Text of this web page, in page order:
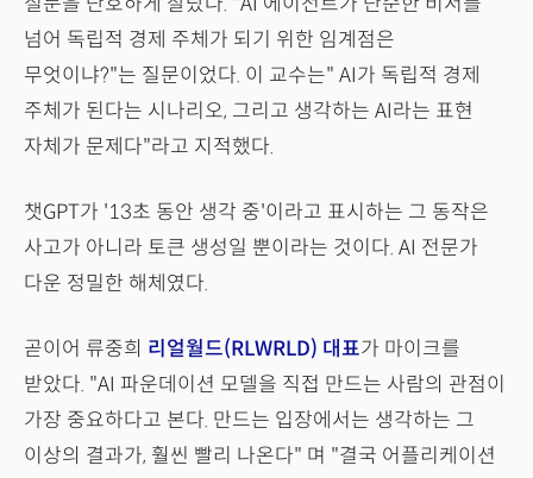
넘어 독립적 경제 주체가 되기 위한 임계점은
무엇이냐?"는 질문이었다. 이 교수는" AI가 독립적 경제
주체가 된다는 시나리오, 그리고 생각하는 AI라는 표현
자체가 문제다"라고 지적했다.
챗GPT가 '13초 동안 생각 중'이라고 표시하는 그 동작은
사고가 아니라 토큰 생성일 뿐이라는 것이다. AI 전문가
다운 정밀한 해체였다.
곧이어 류중희 리얼월드(RLWRLD) 대표가 마이크를
받았다. "AI 파운데이션 모델을 직접 만드는 사람의 관점이
가장 중요하다고 본다. 만드는 입장에서는 생각하는 그
이상의 결과가, 훨씬 빨리 나온다" 며 "결국 어플리케이션